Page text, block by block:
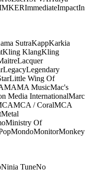
ImmediateImpactIn
SutraKappKarkia
Kling KlangKling
Lacquer
LegacyLegendary
Little Wing Of
MAMA MusicMac's
Media InternationalMarc
MCA / CoralMCA
Metal
Ministry Of
MondoMonitorMonkey
Ninja TuneNo